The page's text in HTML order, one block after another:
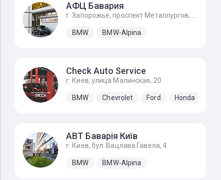
АФЦ Бавария
BMW BMW-Alpina
Check Auto Service
г. Киев, улица Малинская, 20
BMW Chevrolet Ford Honda
АВТ Баварія Київ
г. Киев, бул. Вацлава Гавела, 4
BMW BMW-Alpina